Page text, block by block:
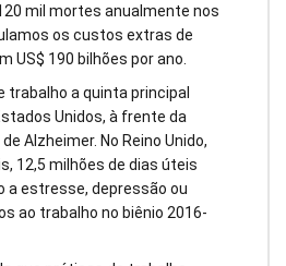
mil mortes anualmente nos
os custos extras de
US$ 190 bilhões por ano.
trabalho a quinta principal
Unidos, à frente da
Alzheimer. No Reino Unido,
12,5 milhões de dias úteis
a estresse, depressão ou
ao trabalho no biênio 2016-